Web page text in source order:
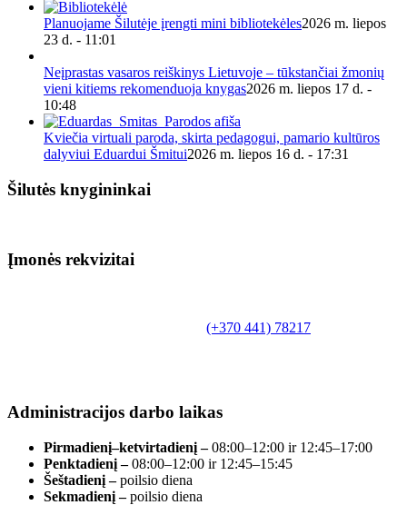
Planuojame Šilutėje įrengti mini bibliotekėles2026 m. liepos
23 d. - 11:01
Neįprastas vasaros reiškinys Lietuvoje – tūkstančiai žmonių
vieni kitiems rekomenduoja knygas2026 m. liepos 17 d. -
10:48
Kviečia virtuali paroda, skirta pedagogui, pamario kultūros
dalyviui Eduardui Šmitui2026 m. liepos 16 d. - 17:31
Šilutės knygininkai
Įmonės rekvizitai
(+370 441) 78217
Administracijos darbo laikas
Pirmadienį–ketvirtadienį –08:00–12:00 ir 12:45–17:00
Penktadienį –08:00–12:00 ir 12:45–15:45
Šeštadienį –poilsio diena
Sekmadienį –poilsio diena